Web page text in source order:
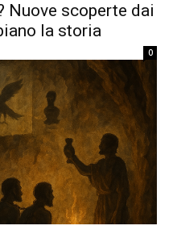
Nuove scoperte dai
la storia
0